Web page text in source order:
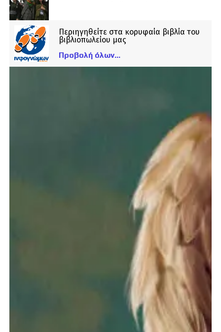
Περιηγηθείτε στα κορυφαία βιβλία του
βιβλιοπωλείου μας
Προβολή όλων